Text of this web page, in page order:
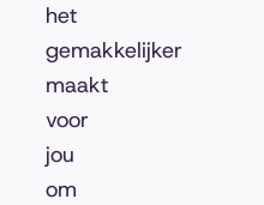
het
gemakkelijker
maakt
voor
jou
om